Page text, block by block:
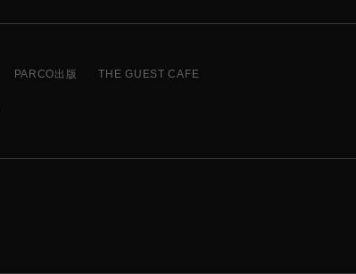
PARCO出版 THE GUEST CAFE